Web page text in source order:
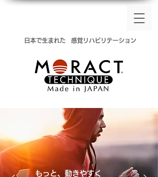
感覚リハビリテーション
​日本で生まれた
もっと、動きやすく